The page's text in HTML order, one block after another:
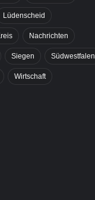
Lüdenscheid
Nachrichten
Siegen Südwestfalen
Wirtschaft